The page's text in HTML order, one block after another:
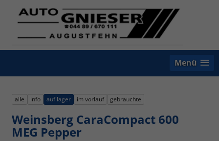
Menü
alle info auf lager im vorlauf gebrauchte
Weinsberg CaraCompact 600
MEG Pepper